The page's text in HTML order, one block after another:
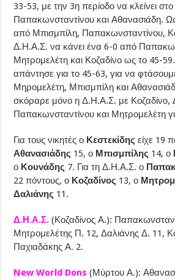
33-53, με την 3η περίοδο να κλείνει
Παπακωνσταντίνου και Αθανασιάδη.
από Μπισμπίλη, Παπακωνσταντίνου,
Δ.Η.Α.Σ. να κάνει ένα 6-0 από
Μητρομελέτη και Κοζαδίνο ως το 45-
απάντησε για το 45-63, για να
Μηρομελέτη, Μπισμπίλη και
σκόραρε μόνο η Δ.Η.Α.Σ. με Κοζαδίνο,
Παπακωνσταντίνου και Μητρομελέτη
Για τους νικητές ο Κεστεκίδηςείχε 19
Αθανασιάδης 15, ο Μπισμπίλης 14, ο
ο Κουνάδης 7. Για τη Δ.Η.Α.Σ. ο
22 πόντους, ο Κοζαδίνος 13, ο
Δαλιάνης 11.
Δ.Η.Α.Σ. (Κοζαδίνος Α.):
Μητρομελέτης Π. 12, Δαλιάνης Δ. 11,
Παχιαδάκης Α. 2.
New World Dons (Μύρτου Α.):